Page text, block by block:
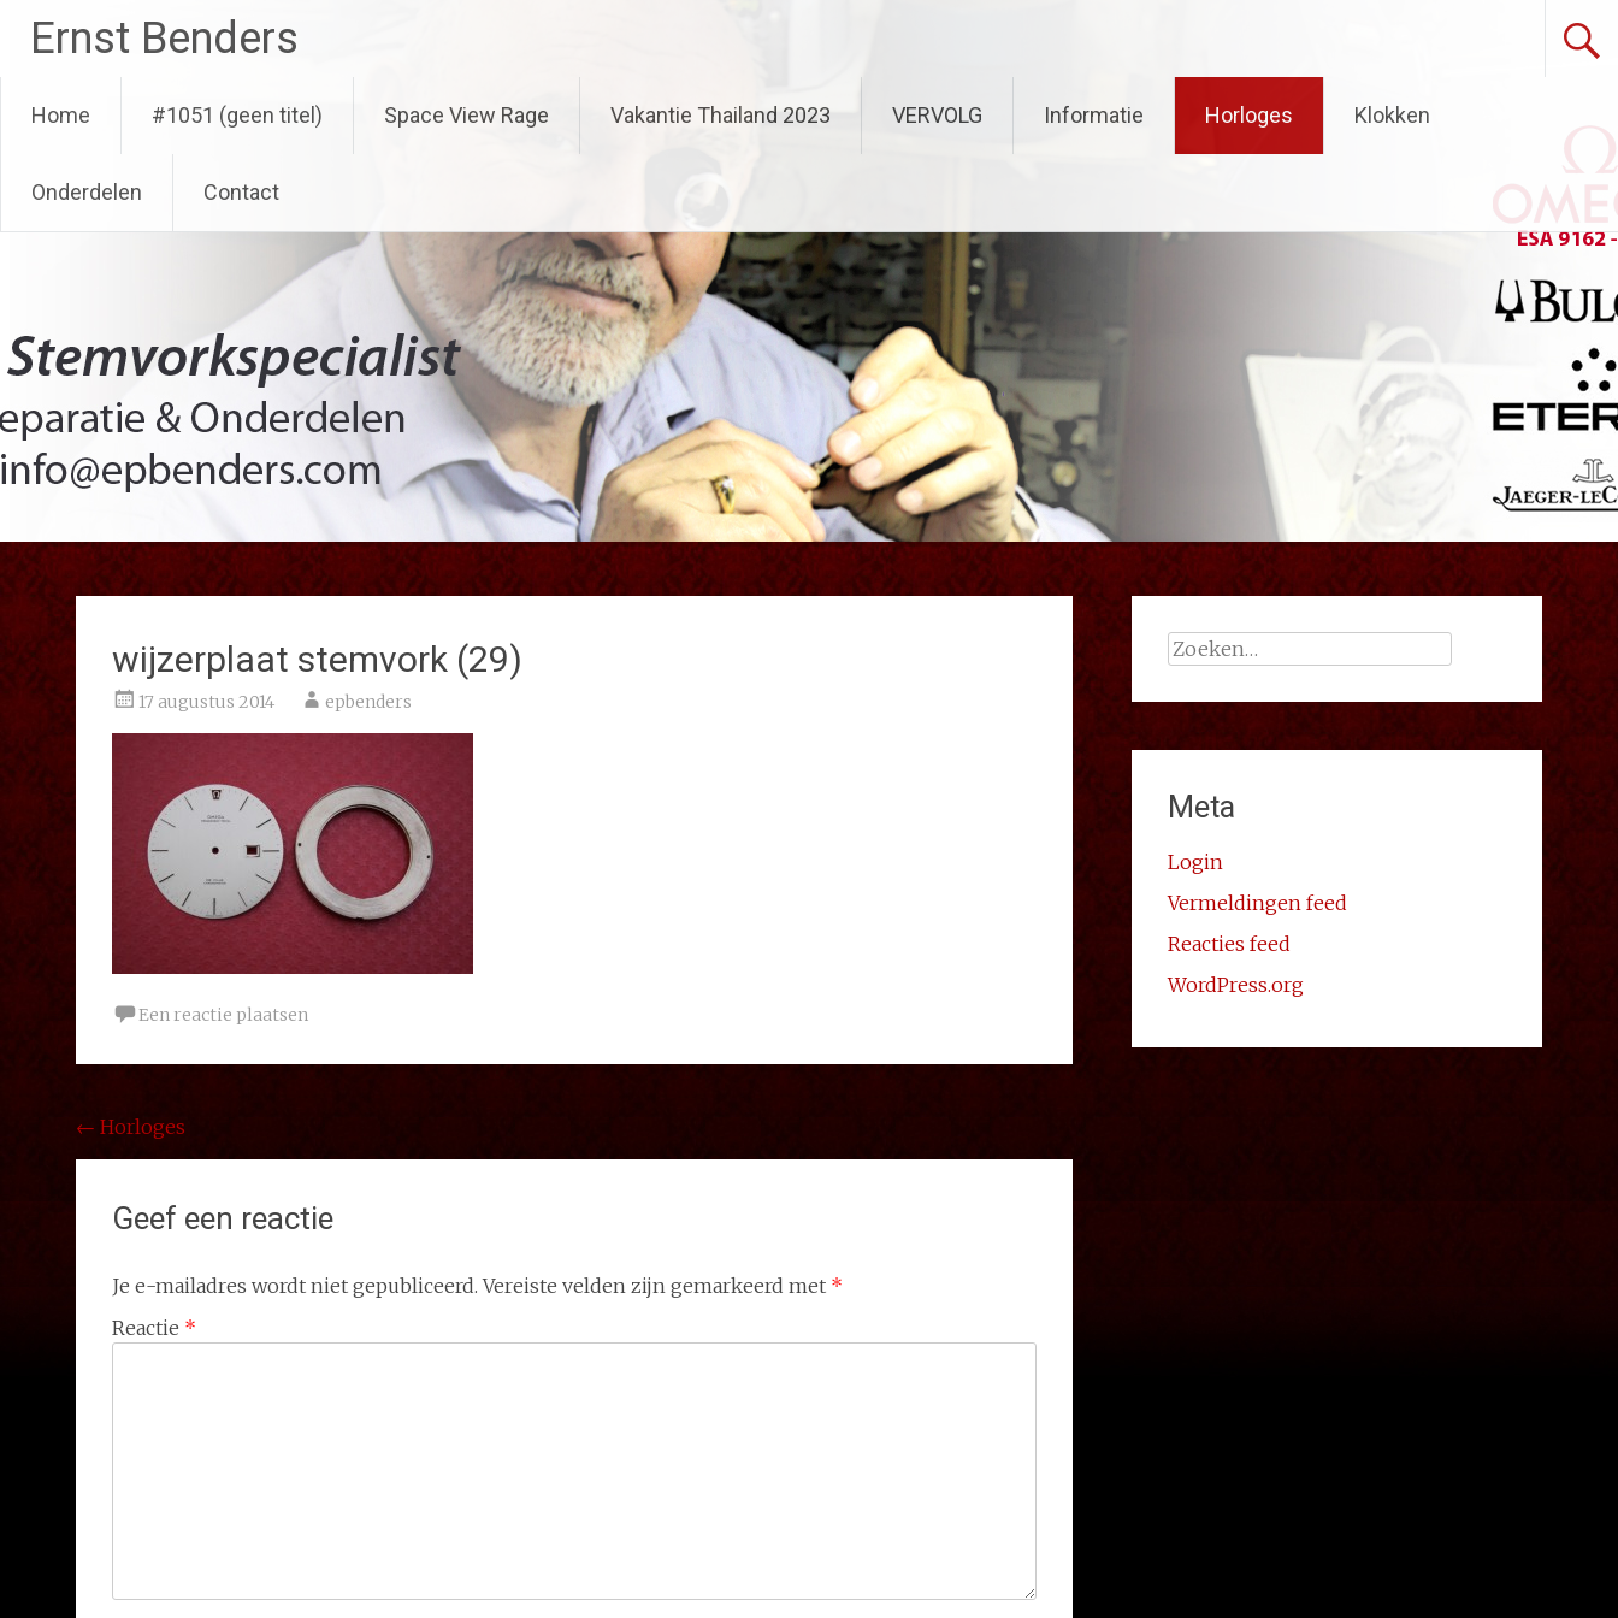
naar
de
Ernst Benders
Home #1051 (geen titel) Space View Rage Vakantie Thailand 2023 VERVOLG Informatie Horloges Klokken
Onderdelen Contact
wijzerplaat stemvork (29)
17 augustus 2014 epbenders
Een reactie plaatsen
Bericht
navigatie
← Horloges
Geef een reactie
Je e-mailadres wordt niet gepubliceerd. Vereiste velden zijn gemarkeerd met *
Reactie *
Zoeken
Meta
Login
Vermeldingen feed
Reacties feed
WordPress.org